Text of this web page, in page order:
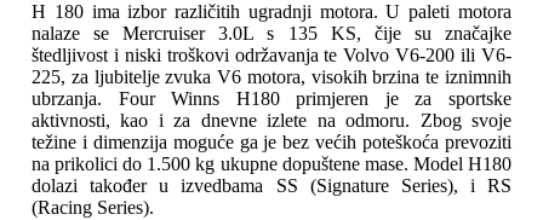
H 180 ima izbor različitih ugradnji motora. U paleti motora
nalaze se Mercruiser 3.0L s 135 KS, čije su značajke
štedljivost i niski troškovi održavanja te Volvo V6-200 ili V6-
225, za ljubitelje zvuka V6 motora, visokih brzina te iznimnih
ubrzanja. Four Winns H180 primjeren je za sportske
aktivnosti, kao i za dnevne izlete na odmoru. Zbog svoje
težine i dimenzija moguće ga je bez većih poteškoća prevoziti
na prikolici do 1.500 kg ukupne dopuštene mase. Model H180
dolazi također u izvedbama SS (Signature Series), i RS
(Racing Series).